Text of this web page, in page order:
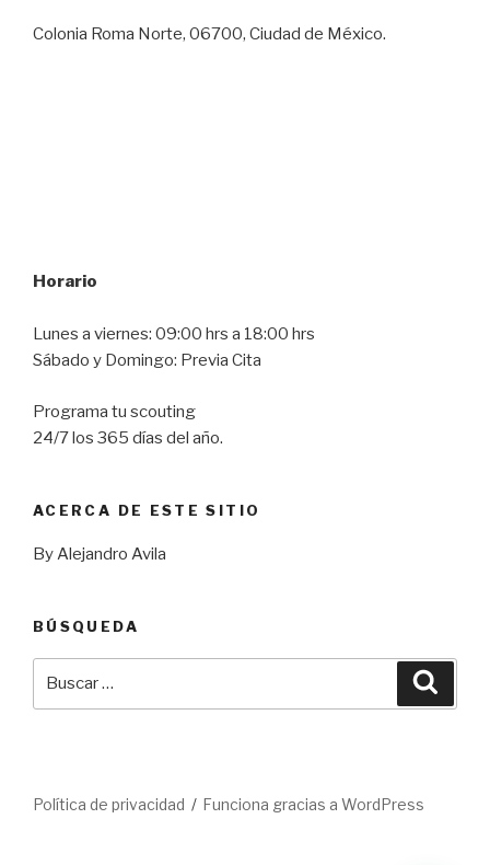
Colonia Roma Norte, 06700, Ciudad de México.
Horario
Lunes a viernes: 09:00 hrs a 18:00 hrs
Sábado y Domingo: Previa Cita
Programa tu scouting
24/7 los 365 días del año.
ACERCA DE ESTE SITIO
By Alejandro Avila
BÚSQUEDA
Política de privacidad Funciona gracias a WordPress